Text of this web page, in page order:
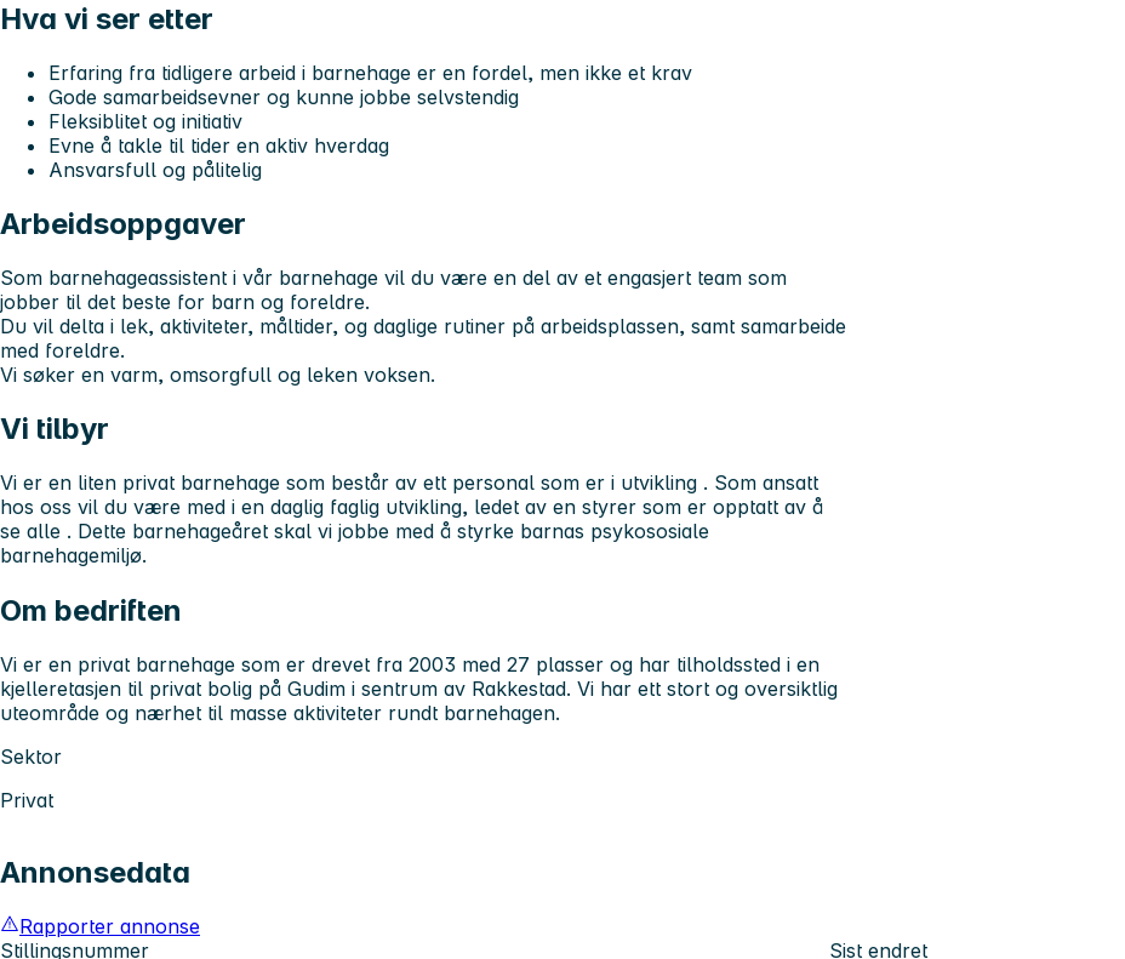
Hva vi ser etter
Erfaring fra tidligere arbeid i barnehage er en fordel, men ikke et krav
Gode samarbeidsevner og kunne jobbe selvstendig
Fleksiblitet og initiativ
Evne å takle til tider en aktiv hverdag
Ansvarsfull og pålitelig
Arbeidsoppgaver
Som barnehageassistent i vår barnehage vil du være en del av et engasjert team som
jobber til det beste for barn og foreldre.
Du vil delta i lek, aktiviteter, måltider, og daglige rutiner på arbeidsplassen, samt samarbeide
med foreldre.
Vi søker en varm, omsorgfull og leken voksen.
Vi tilbyr
Vi er en liten privat barnehage som består av ett personal som er i utvikling . Som ansatt
hos oss vil du være med i en daglig faglig utvikling, ledet av en styrer som er opptatt av å
se alle . Dette barnehageåret skal vi jobbe med å styrke barnas psykososiale
barnehagemiljø.
Om bedriften
Vi er en privat barnehage som er drevet fra 2003 med 27 plasser og har tilholdssted i en
kjelleretasjen til privat bolig på Gudim i sentrum av Rakkestad. Vi har ett stort og oversiktlig
uteområde og nærhet til masse aktiviteter rundt barnehagen.
Sektor
Privat
Annonsedata
Rapporter annonse
Stillingsnummer
Sist endret